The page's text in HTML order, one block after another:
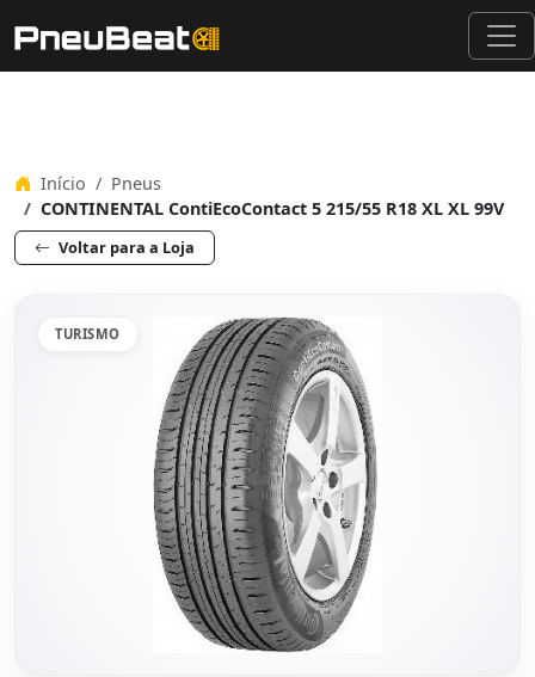
Início
Pneus
CONTINENTAL ContiEcoContact 5 215/55 R18 XL XL 99V
Voltar para a Loja
TURISMO